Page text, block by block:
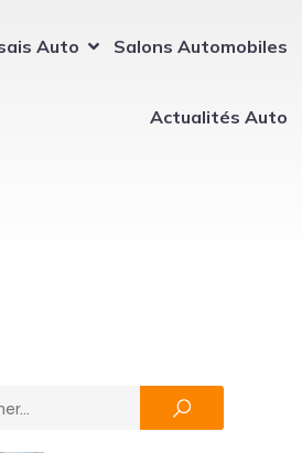
Auto Salons Automobiles
Actualités Auto